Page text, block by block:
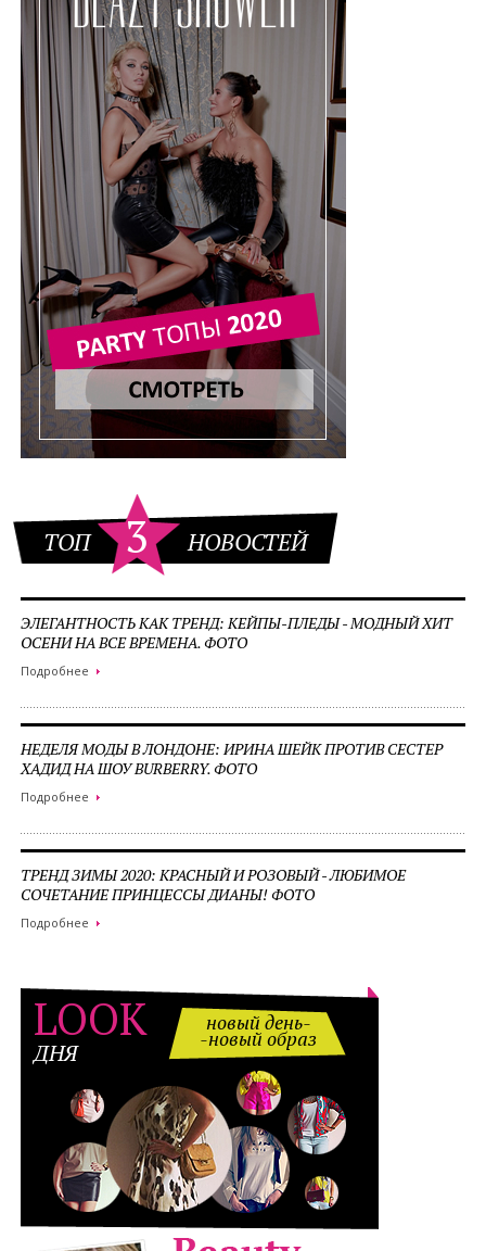
ТОП 3 НОВОСТЕЙ
ЭЛЕГАНТНОСТЬ КАК ТРЕНД: КЕЙПЫ-ПЛЕДЫ - МОДНЫЙ ХИТ
ОСЕНИ НА ВСЕ ВРЕМЕНА. ФОТО
Подробнее
НЕДЕЛЯ МОДЫ В ЛОНДОНЕ: ИРИНА ШЕЙК ПРОТИВ СЕСТЕР
ХАДИД НА ШОУ BURBERRY. ФОТО
Подробнее
ТРЕНД ЗИМЫ 2020: КРАСНЫЙ И РОЗОВЫЙ - ЛЮБИМОЕ
СОЧЕТАНИЕ ПРИНЦЕССЫ ДИАНЫ! ФОТО
Подробнее
LOOK
ДНЯ
новый день-
-новый образ